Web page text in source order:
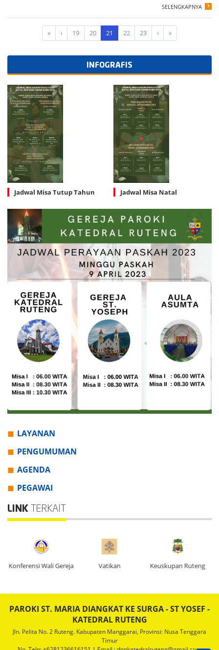
SELENGKAPNYA
« ‹ 19 20 21 22 23 › »
INFOGRAFIS
Jadwal Misa Tutup Tahun Jadwal Misa Natal
LAYANAN
PENGUMUMAN
AGENDA
PEGAWAI
LINK TERKAIT
Konferensi Wali Gereja Vatikan Keuskupan Ruteng
PAROKI ST. MARIA DIANGKAT KE SURGA - ST YOSEF -
KATEDRAL RUTENG
Jln. Pelita No. 2 Ruteng. Kabupaten Manggarai, Provinsi: Nusa Tenggara
Timur